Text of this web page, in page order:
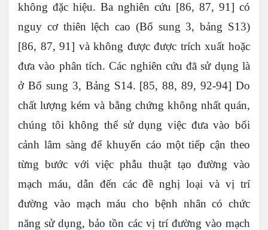
không đặc hiệu. Ba nghiên cứu [86, 87, 91] có
nguy cơ thiên lệch cao (Bổ sung 3, bảng S13)
[86, 87, 91] và không được được trích xuất hoặc
đưa vào phân tích. Các nghiên cứu đã sử dụng là
ở Bổ sung 3, Bảng S14. [85, 88, 89, 92-94] Do
chất lượng kém và bằng chứng không nhất quán,
chúng tôi không thể sử dụng việc đưa vào bối
cảnh lâm sàng để khuyến cáo một tiếp cận theo
từng bước với việc phẫu thuật tạo đường vào
mạch máu, dẫn đến các đề nghị loại và vị trí
đường vào mạch máu cho bệnh nhân có chức
năng sử dụng, bảo tồn các vị trí đường vào mạch